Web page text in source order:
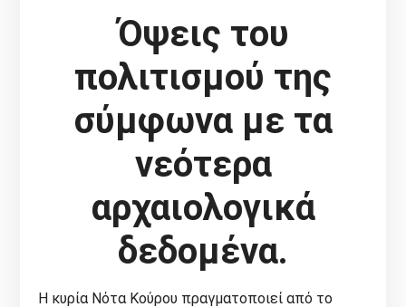
Όψεις του
πολιτισμού της
σύμφωνα με τα
νεότερα
αρχαιολογικά
δεδομένα.
Η κυρία Νότα Κούρου πραγματοποιεί από το